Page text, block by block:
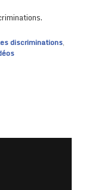
discriminations,